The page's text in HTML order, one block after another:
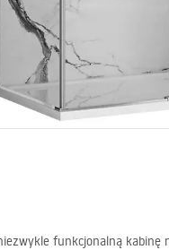
funkcjonalną kabinę